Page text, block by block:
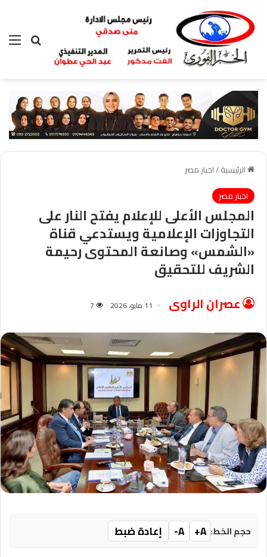
بحث عن
الرئيسية/اخبار مصر
اخبار مصر
المجلس الأعلى للإعلام يفتح النار على
التجاوزات الإعلامية ويستدعي قناة
«الشمس» وصانعة المحتوى رحيمة
الشريف للتحقيق
عصران الراوى 11 مايو، 2026 7
حجم الخط: A+
A-
إعادة ضبط